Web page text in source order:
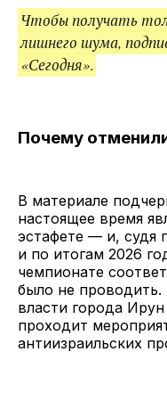
Чтобы получать
лишнего шума,
«Сегодня».
Почему
В материале
настоящее время
эстафете — и, судя
и по итогам 2026
чемпионате
было не проводить.
власти города
проходит
антиизраильских